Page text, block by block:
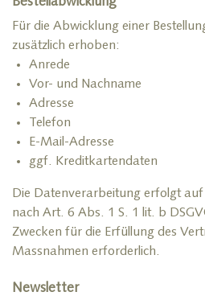
Für die Abwicklung einer
zusätzlich erhoben:
Anrede
Vor- und Nachname
Adresse
Telefon
E-Mail-Adresse
ggf. Kreditkartendaten
Die Datenverarbeitung erfolgt
nach Art. 6 Abs. 1 S. 1 lit. b
Zwecken für die Erfüllung des
Massnahmen erforderlich.
Newsletter